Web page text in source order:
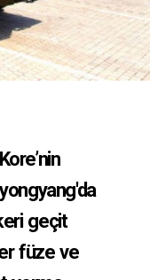
geçit
füze ve